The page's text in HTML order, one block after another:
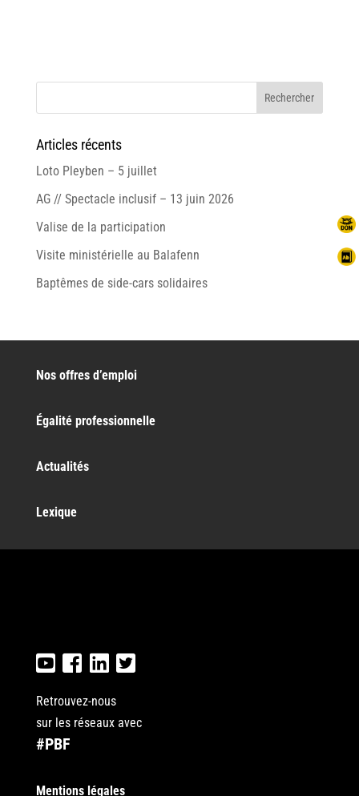
Articles récents
Loto Pleyben – 5 juillet
AG // Spectacle inclusif – 13 juin 2026
Valise de la participation
Visite ministérielle au Balafenn
Baptêmes de side-cars solidaires
Nos offres d’emploi
Égalité professionnelle
Actualités
Lexique
Retrouvez-nous
sur les réseaux avec
#PBF
Mentions légales